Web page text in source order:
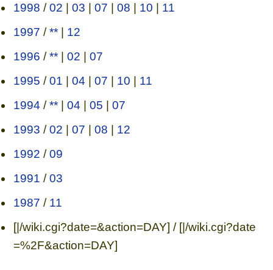
1998 /02 | 03 | 07 | 08 | 10 | 11
1997 /**| 12
1996 /**| 02 | 07
1995 /01 | 04 | 07 | 10 | 11
1994 /**| 04 | 05 | 07
1993 /02 | 07 | 08 | 12
1992 /09
1991 /03
1987 / 11
[|/wiki.cgi?date=&action=DAY] / [|/wiki.cgi?date
=%2F&action=DAY]